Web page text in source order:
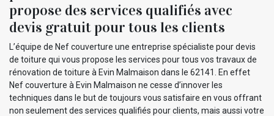
propose des services qualifiés avec
devis gratuit pour tous les clients
L’équipe de Nef couverture une entreprise spécialiste pour devis
de toiture qui vous propose les services pour tous vos travaux de
rénovation de toiture à Evin Malmaison dans le 62141. En effet
Nef couverture à Evin Malmaison ne cesse d’innover les
techniques dans le but de toujours vous satisfaire en vous offrant
non seulement des services qualifiés pour clients, mais aussi votre